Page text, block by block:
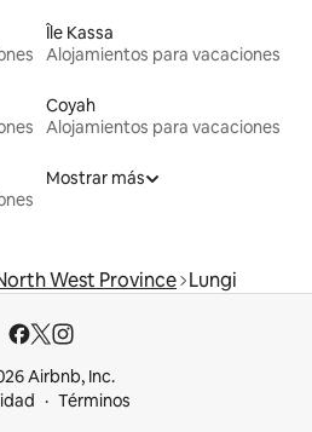
Île Kassa
Alojamientos para vacaciones
Coyah
Alojamientos para vacaciones
Mostrar más
West Province Lungi
Airbnb, Inc.
Términos